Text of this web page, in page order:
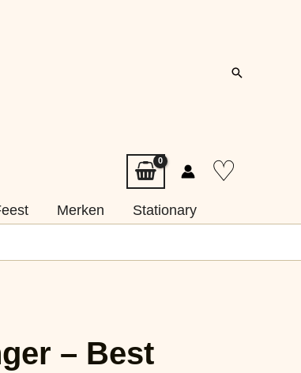
Zoeken
♡
Merken
Stationary
– Best